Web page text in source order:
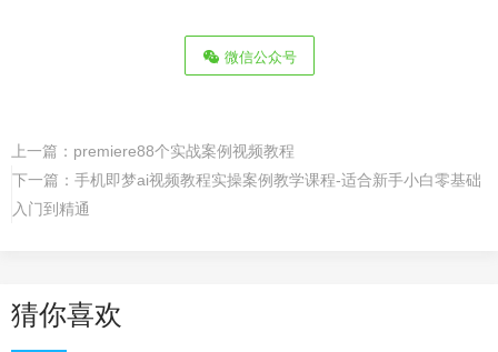
微信公众号
上一篇： premiere88个实战案例视频教程
下一篇： 手机即梦ai视频教程实操案例教学课程-适合新手小白零基础
入门到精通
猜你喜欢